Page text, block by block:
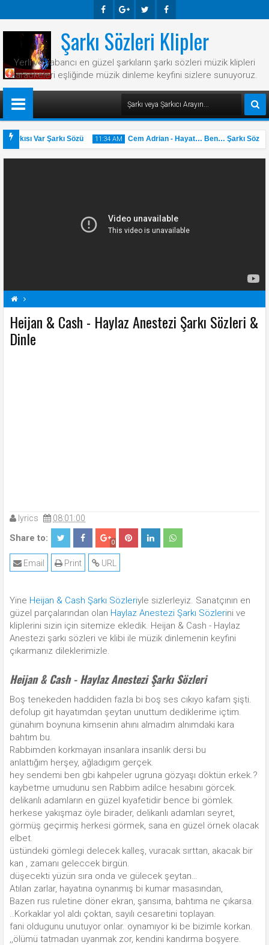
Ook E-
Plus
R Ook
Şarkı Sözleri Klipler
Yerli ve yabancı en güzel şarkıların şarkı sözleri müzik klipleri
karaokeleri eşliğinde müzik dinleme keyfini sizlere sunuyoruz.
Var Şarkı Sözü 11:34 AM
31 May
2025
Cem Adrian - Hayat… Ben… Şarkı Sözü
H Haylaz Anestezi Şarkı Sözleri Heijan & Cash Şarkı Sözleri Şarkı Sözleri
Heijan & Cash - Haylaz Anestezi Şarkı Sözleri &
Dinle
lyrics 08:01:00
Share to: 0
URL
Print
Email
Yine Heijan & Cash Şarkı Sözleriyle sizlerleyiz. Sanatçının en
güzel parçalarından olan Haylaz Anestezi Şarkı Sözlerini ve
kliplerini sizin için sitemize ekledik. Heijan & Cash - Haylaz
Anestezi şarkı sözleri ve klibi ile müzik dinlemenin keyfini
çıkarmanız dileklerimizle.
Heijan & Cash - Haylaz Anestezi Şarkı Sözleri
Boş tenekeden haddiden fazla bi boş ses cıkıyo kafam şişti.
defolup git hayatımdan şeytan unuttum dediklerime içtim.
günahım boynuna kimsenin ahını almadım alnımdaki kara
bahtım bu.
Rabbimden korkmayan insanlara insanlık dersi bu
anlattığım herşey, ağladıgım gerçek.
hey sendemi ben gbi kahpeler ugruna gözyaşı döktün erkek.?
kaybetme umudunu sen Rabbim adilce hesabını görcek.
delikanlı adamların en güzel kıyafetidir bence bi gömlek.
herkese yakışmaz öyle birader, delikanlı adamları seyret,
görmüş geçirmiş herkesi görmek, sana en güzel örnek olacak
elbet.
üstündeki gömlegi delecek kalleş, vuracak sırttan, akacak bir
kan , zamanı geleccek birgün.
düşecekti yüzün sıra onda ve gülecek şeytan…
Atılan zarlar, hayatına oynanmış bi kumar masasından,
Bazen rus ruletine döner ekran, şansıma, bahtıma ne çıkarsa.
..Korkaklar yol aldı çoktan, sayılı cesaretini toplayan.
fani oldugunu unutuyor onlar. oynamıyor ki be bizimle korkan.
,,ölümü tatmadan uyanmak zor, kendini kandırma boşyere.